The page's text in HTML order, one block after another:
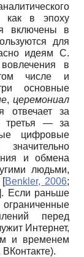
как в эпоху
включены в
для
идеям С.
в
числе и
основные
,церемониал
отвечает за
третья — за
цифровые
и обмена
людьми,
[Benkler, 2006;
. Если раньше
перед
Интернет,
и временем